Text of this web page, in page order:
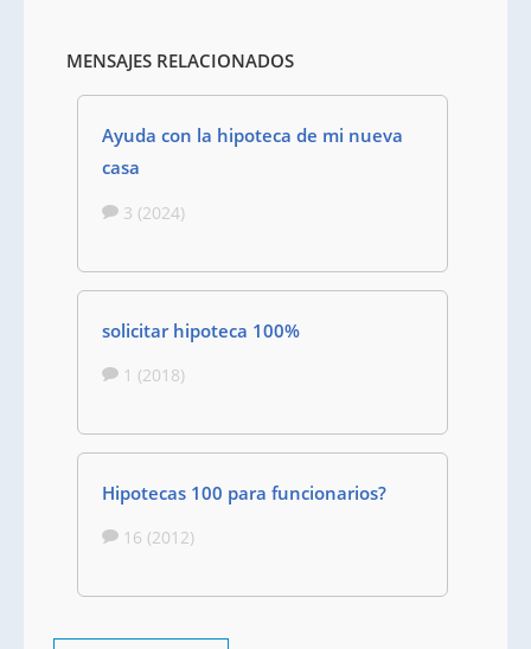
MENSAJES RELACIONADOS
Ayuda con la hipoteca de mi nueva
casa
3 (2024)
solicitar hipoteca 100%
1 (2018)
Hipotecas 100 para funcionarios?
16 (2012)